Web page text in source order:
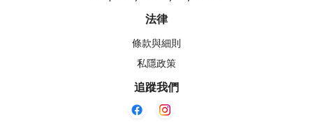
法律
條款與細則
私隱政策
追蹤我們